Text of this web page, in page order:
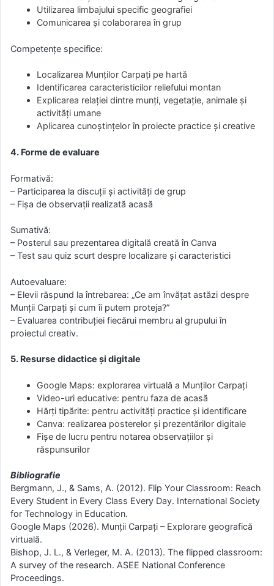
Utilizarea limbajului specific geografiei
Comunicarea și colaborarea în grup
Competențe specifice:
Localizarea Munților Carpați pe hartă
Identificarea caracteristicilor reliefului montan
Explicarea relației dintre munți, vegetație, animale și
activități umane
Aplicarea cunoștințelor în proiecte practice și creative
4. Forme de evaluare
Formativă:
– Participarea la discuții și activități de grup
– Fișa de observații realizată acasă
Sumativă:
– Posterul sau prezentarea digitală creată în Canva
– Test sau quiz scurt despre localizare și caracteristici
Autoevaluare:
– Elevii răspund la întrebarea: „Ce am învățat astăzi despre
Munții Carpați și cum îi putem proteja?”
– Evaluarea contribuției fiecărui membru al grupului în
proiectul creativ.
5. Resurse didactice și digitale
Google Maps: explorarea virtuală a Munților Carpați
Video-uri educative: pentru faza de acasă
Hărți tipărite: pentru activități practice și identificare
Canva: realizarea posterelor și prezentărilor digitale
Fișe de lucru pentru notarea observațiilor și
răspunsurilor
Bibliografie
Bergmann, J., & Sams, A. (2012). Flip Your Classroom: Reach
Every Student in Every Class Every Day. International Society
for Technology in Education.
Google Maps (2026). Munții Carpați – Explorare geografică
virtuală.
Bishop, J. L., & Verleger, M. A. (2013). The flipped classroom:
A survey of the research. ASEE National Conference
Proceedings.